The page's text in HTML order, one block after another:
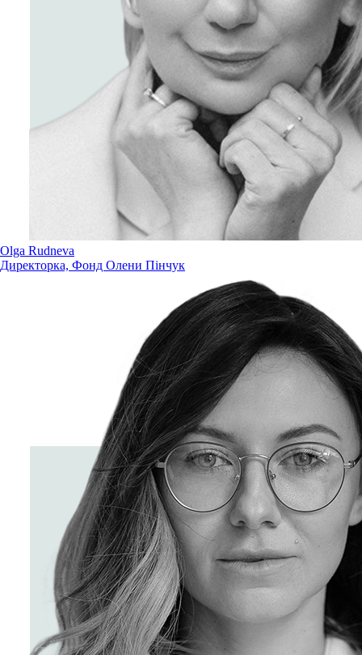
Olga Rudneva
Директорка, Фонд Олени Пінчук